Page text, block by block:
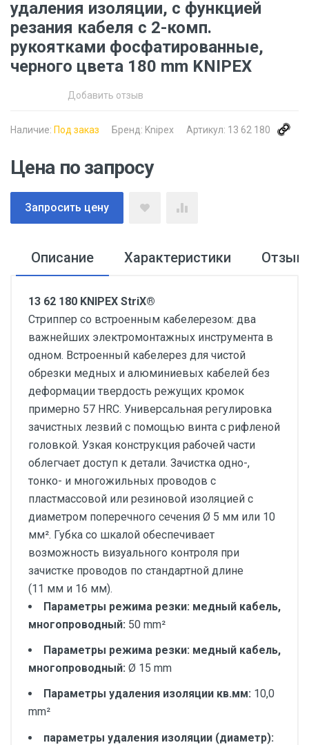
удаления изоляции, с функцией
резания кабеля с 2-комп.
рукоятками фосфатированные,
черного цвета 180 mm KNIPEX
Добавить отзыв
Наличие: Под заказ Бренд: Knipex Артикул: 13 62 180
Цена по запросу
Запросить цену
Описание Характеристики
13 62 180 KNIPEX StriX®
Стриппер со встроенным кабелерезом: два
важнейших электромонтажных инструмента в
одном. Встроенный кабелерез для чистой
обрезки медных и алюминиевых кабелей без
деформации твердость режущих кромок
примерно 57 HRC. Универсальная регулировка
зачистных лезвий с помощью винта с рифленой
головкой. Узкая конструкция рабочей части
облегчает доступ к детали. Зачистка одно-,
тонко- и многожильных проводов с
пластмассовой или резиновой изоляцией с
диаметром поперечного сечения Ø 5 мм или 10
мм². Губка со шкалой обеспечивает
возможность визуального контроля при
зачистке проводов по стандартной длине
(11 мм и 16 мм).
Параметры режима резки: медный кабель,
многопроводный: 50 mm²
Параметры режима резки: медный кабель,
многопроводный: Ø 15 mm
Параметры удаления изоляции кв.мм: 10,0
mm²
параметры удаления изоляции (диаметр):